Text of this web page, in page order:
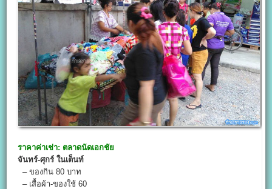
ราคาค่าเช่า: ตลาดนัดเอกชัย
จันทร์-ศุกร์ ในเต็นท์
– ของกิน 80 บาท
– เสื้อผ้า-ของใช้ 60